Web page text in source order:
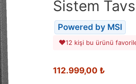
Sistem
Powered by MSI
12 kişi bu ürünü
fiyat:
112.999,00 ₺